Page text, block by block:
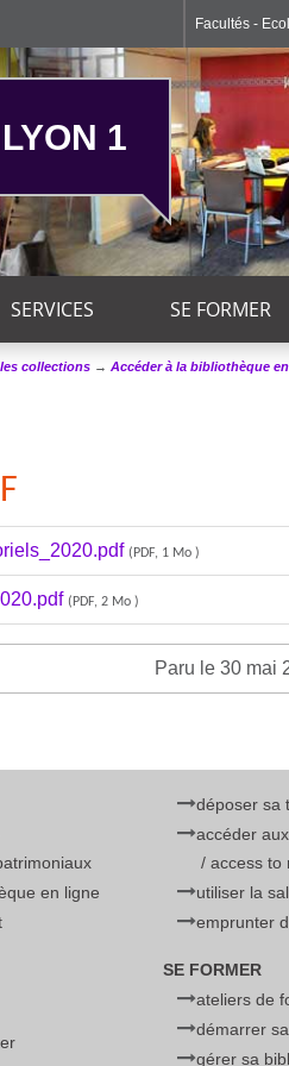
Facultés -
1
SERVICES SE FORMER
collections → Accéder à la bibliothèque
(PDF, 1 Mo )
(PDF, 2 Mo )
Paru le 30 mai
en ligne
déposer sa
accéder
/ access to
utiliser la
emprunter
SE FORMER
ateliers de
démarrer
gérer sa